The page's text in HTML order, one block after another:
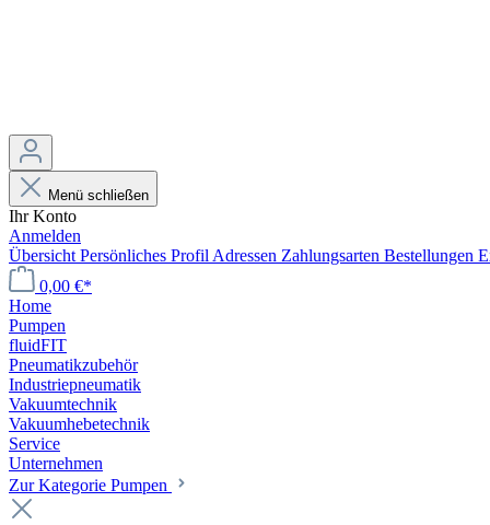
Menü schließen
Ihr Konto
Anmelden
Übersicht Persönliches Profil Adressen Zahlungsarten Bestellungen
0,00 €*
Home
Pumpen
fluidFIT
Pneumatikzubehör
Industriepneumatik
Vakuumtechnik
Vakuumhebetechnik
Service
Unternehmen
Zur Kategorie Pumpen